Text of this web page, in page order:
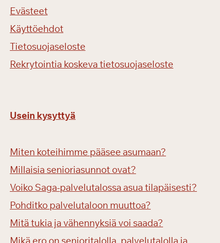
Evästeet
Käyttöehdot
Tietosuojaseloste
Rekrytointia koskeva tietosuojaseloste
Usein kysyttyä
Miten koteihimme pääsee asumaan?
Millaisia senioriasunnot ovat?
Voiko Saga-palvelutalossa asua tilapäisesti?
Pohditko palvelutaloon muuttoa?
Mitä tukia ja vähennyksiä voi saada?
Mikä ero on senioritalolla, palvelutalolla ja